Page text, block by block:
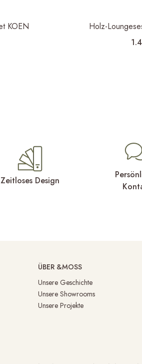
KOEN
Holz-
Zeitloses Design
ÜBER &MOSS
Unsere Geschichte
Unsere Showrooms
Unsere Projekte